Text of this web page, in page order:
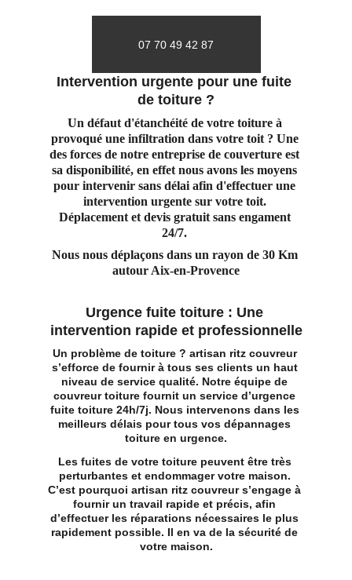
Intervention urgente pour une fuite
de toiture ?
Un défaut d'étanchéité de votre toiture à
provoqué une infiltration dans votre toit ? Une
des forces de notre entreprise de couverture est
sa disponibilité, en effet nous avons les moyens
pour intervenir sans délai afin d'effectuer une
intervention urgente sur votre toit.
Déplacement et devis gratuit sans engament
24/7.
Nous nous déplaçons dans un rayon de 30 Km
autour Aix-en-Provence
07 70 49 42 87
Urgence fuite toiture : Une
intervention rapide et professionnelle
Un problème de toiture ? artisan ritz couvreur
s’efforce de fournir à tous ses clients un haut
niveau de service qualité. Notre équipe de
couvreur toiture fournit un service d’urgence
fuite toiture 24h/7j. Nous intervenons dans les
meilleurs délais pour tous vos dépannages
toiture en urgence.
Les fuites de votre toiture peuvent être très
perturbantes et endommager votre maison.
C’est pourquoi artisan ritz couvreur s’engage à
fournir un travail rapide et précis, afin
d’effectuer les réparations nécessaires le plus
rapidement possible. Il en va de la sécurité de
votre maison.